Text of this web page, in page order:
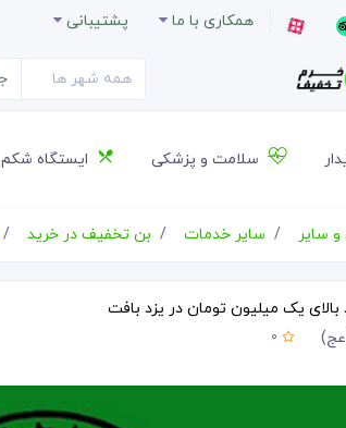
همکاری با ما پشتیبانی
سلامت و پزشکی ایستگاه شکم
سایر سایر خدمات بن تخفیف در خرید
یک میلیون تومان در یزد بافت
0